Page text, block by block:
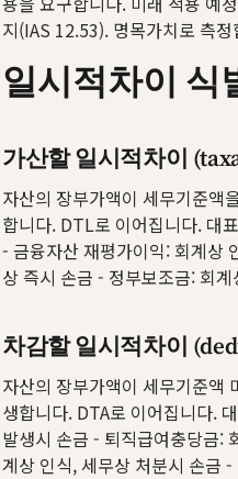
지(IAS 12.53). 명목가치로 측정
일시적차이 식
가산할 일시적차이
자산의 장부가액이 세무기준액
합니다. DTL로 이어집니다. 대
- 금융자산 재평가이익: 회계상
상 즉시 손금 - 정부보조금: 회
차감할 일시적차이
자산의 장부가액이 세무기준액
생합니다. DTA로 이어집니다.
발생시 손금 - 퇴직급여충당금:
계상 인식, 세무상 처분시 손금